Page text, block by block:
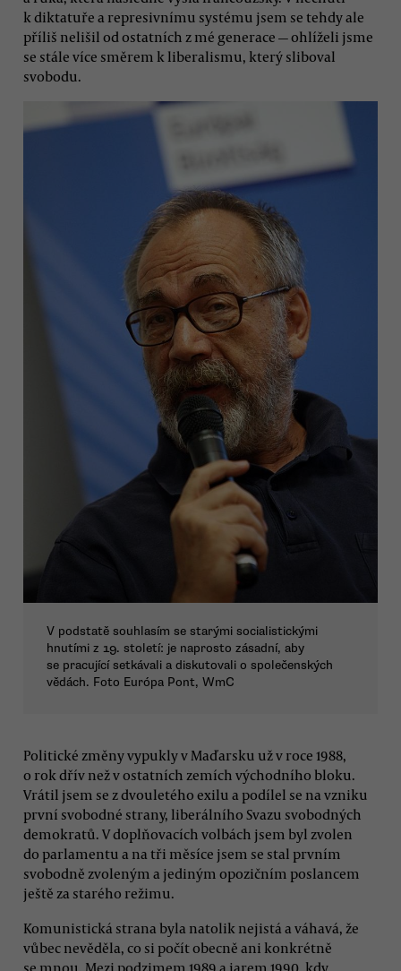
k diktatuře a represivnímu systému jsem se tehdy ale
příliš nelišil od ostatních z mé generace — ohlíželi jsme
se stále více směrem k liberalismu, který sliboval
svobodu.
V podstatě souhlasím se starými socialistickými
hnutími z 19. století: je naprosto zásadní, aby
se pracující setkávali a diskutovali o společenských
vědách. Foto Európa Pont, WmC
Politické změny vypukly v Maďarsku už v roce 1988,
o rok dřív než v ostatních zemích východního bloku.
Vrátil jsem se z dvouletého exilu a podílel se na vzniku
první svobodné strany, liberálního Svazu svobodných
demokratů. V doplňovacích volbách jsem byl zvolen
do parlamentu a na tři měsíce jsem se stal prvním
svobodně zvoleným a jediným opozičním poslancem
ještě za starého režimu.
Komunistická strana byla natolik nejistá a váhavá, že
vůbec nevěděla, co si počít obecně ani konkrétně